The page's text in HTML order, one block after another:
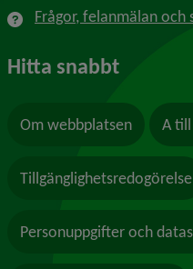
Frågor, felanmälan och
Hitta snabbt
Om webbplatsen A
Tillgänglighetsredogörelse
Personuppgifter och